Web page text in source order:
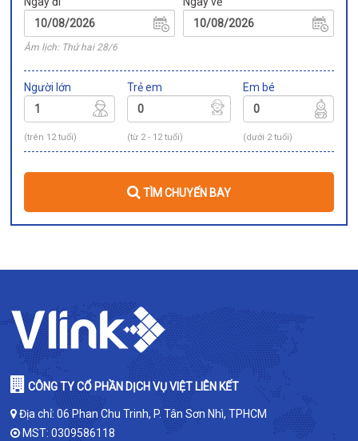
Âm lịch: Thứ hai 28/6
Người lớn
(trên 12 tuổi)
Trẻ em
(từ 2 - 12 tuổi)
Em bé
(dưới 2 tuổi)
TÌM CHUYẾN BAY
CÔNG TY CỔ PHẦN DỊCH VỤ VIỆT LIÊN KẾT
Địa chỉ: 06 Phan Chu Trinh, P. Tân Sơn Nhì, TPHCM
MST: 0309586118